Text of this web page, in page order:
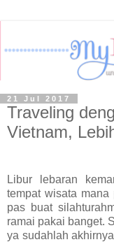
21 Jul 2017
Traveling
Vietnam,
Libur lebaran
tempat wisata mana
pas buat
ramai pakai banget.
ya sudahlah